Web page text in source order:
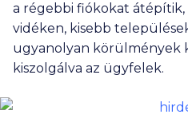
a régebbi fiókokat átépítik,
vidéken, kisebb
ugyanolyan körülmények
kiszolgálva az ügyfelek.